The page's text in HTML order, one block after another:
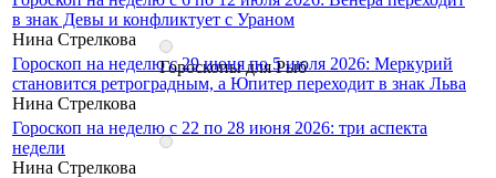
Гороскопы для Рыб
в знак Девы и конфликтует с Ураном
Нина Стрелкова
Гороскоп на неделю с 29 июня по 5 июля 2026: Меркурий
становится ретроградным, а Юпитер переходит в знак Льва
Нина Стрелкова
Гороскоп на неделю с 22 по 28 июня 2026: три аспекта
недели
Нина Стрелкова